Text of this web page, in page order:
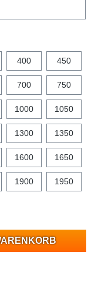
400 450
700 750
1000 1050
1300 1350
1600 1650
1900 1950